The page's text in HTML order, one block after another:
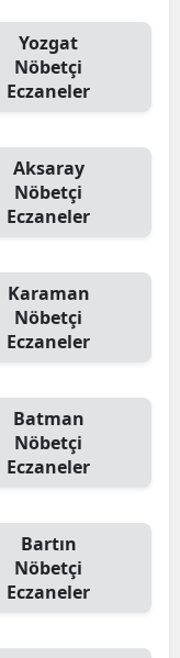
Yozgat
Nöbetçi
Eczaneler
Aksaray
Nöbetçi
Eczaneler
Karaman
Nöbetçi
Eczaneler
Batman
Nöbetçi
Eczaneler
Bartın
Nöbetçi
Eczaneler